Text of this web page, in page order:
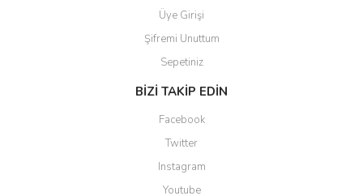
Üye Girişi
Şifremi Unuttum
Sepetiniz
BİZİ TAKİP EDİN
Facebook
Twitter
Instagram
Youtube